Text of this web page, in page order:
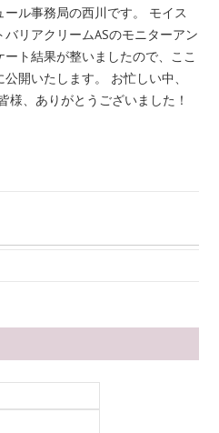
ール事務局の西川です。 モイス
バリアクリームASのモニターアン
ート結果が整いましたので、ここ
公開いたします。 お忙しい中、
様、ありがとうございました！